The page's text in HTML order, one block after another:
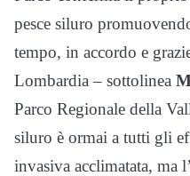
pesce siluro
tempo, in accordo e
Lombardia – sottolinea
Parco Regionale della
siluro è ormai a tutti gli
invasiva acclimatata, ma